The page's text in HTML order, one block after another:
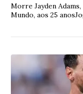
Morre Jayden
Mundo, aos 25